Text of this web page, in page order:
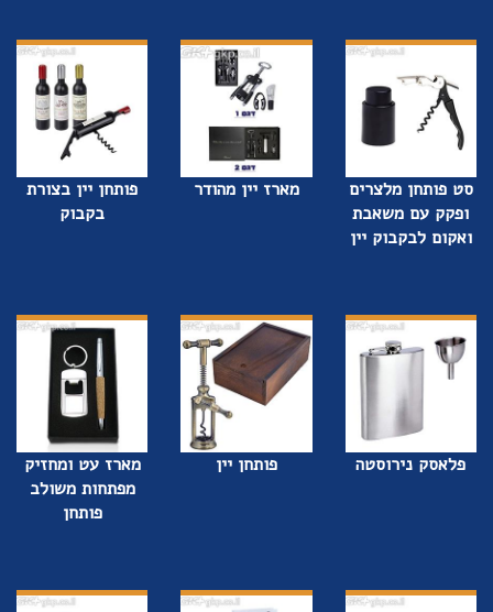
סט פותחן מלצרים
ופקק עם משאבת
ואקום לבקבוק יין
מארז יין מהודר
פותחן יין בצורת
בקבוק
פלאסק נירוסטה פותחן יין
מארז עט ומחזיק
מפתחות משולב
פותחן